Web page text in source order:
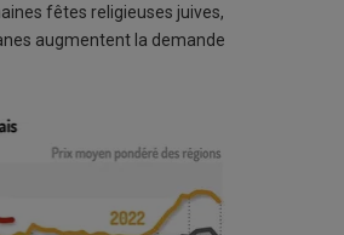
fêtes religieuses juives,
augmentent la demande